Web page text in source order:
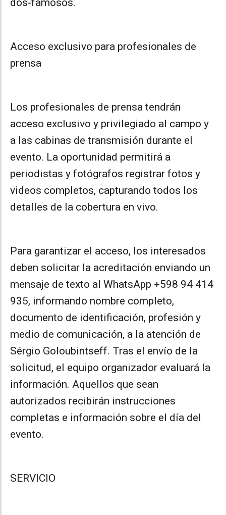
Acceso exclusivo para profesionales de
prensa
Los profesionales de prensa tendrán
acceso exclusivo y privilegiado al campo y
a las cabinas de transmisión durante el
evento. La oportunidad permitirá a
periodistas y fotógrafos registrar fotos y
videos completos, capturando todos los
detalles de la cobertura en vivo.
Para garantizar el acceso, los interesados
deben solicitar la acreditación enviando un
mensaje de texto al WhatsApp +598 94 414
935, informando nombre completo,
documento de identificación, profesión y
medio de comunicación, a la atención de
Sérgio Goloubintseff. Tras el envío de la
solicitud, el equipo organizador evaluará la
información. Aquellos que sean
autorizados recibirán instrucciones
completas e información sobre el día del
evento.
SERVICIO